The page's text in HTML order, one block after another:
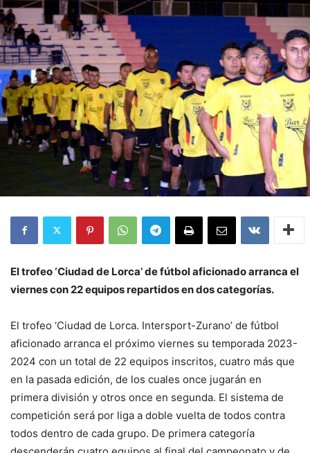
El trofeo ‘Ciudad de Lorca’ de fútbol aficionado arranca el
viernes con 22 equipos repartidos en dos categorías.
El trofeo ‘Ciudad de Lorca. Intersport-Zurano’ de fútbol
aficionado arranca el próximo viernes su temporada 2023-
2024 con un total de 22 equipos inscritos, cuatro más que
en la pasada edición, de los cuales once jugarán en
primera división y otros once en segunda. El sistema de
competición será por liga a doble vuelta de todos contra
todos dentro de cada grupo. De primera categoría